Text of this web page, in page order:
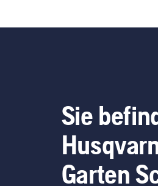
Sie
Garten